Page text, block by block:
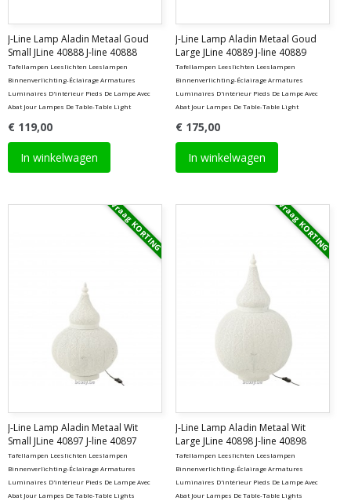
J-Line Lamp Aladin Metaal Goud
Small JLine 40888 J-line 40888
Tafellampen Leeslichten Leeslampen
Binnenverlichting-Éclairage Armatures
Luminaires D'intérieur Pieds De Lampe Avec
Abat Jour Lampes De Table-Table Light
€ 119,00
In winkelwagen
J-Line Lamp Aladin Metaal Goud
Large JLine 40889 J-line 40889
Tafellampen Leeslichten Leeslampen
Binnenverlichting-Éclairage Armatures
Luminaires D'intérieur Pieds De Lampe Avec
Abat Jour Lampes De Table-Table Light
€ 175,00
In winkelwagen
Vraag KORTING
J-Line Lamp Aladin Metaal Wit
Small JLine 40897 J-line 40897
Tafellampen Leeslichten Leeslampen
Binnenverlichting-Éclairage Armatures
Luminaires D'intérieur Pieds De Lampe Avec
Abat Jour Lampes De Table-Table Lights
Vraag KORTING
J-Line Lamp Aladin Metaal Wit
Large JLine 40898 J-line 40898
Tafellampen Leeslichten Leeslampen
Binnenverlichting-Éclairage Armatures
Luminaires D'intérieur Pieds De Lampe Avec
Abat Jour Lampes De Table-Table Lights